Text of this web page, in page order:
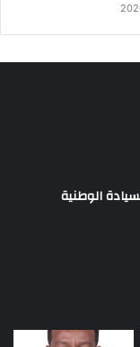
الوطنية